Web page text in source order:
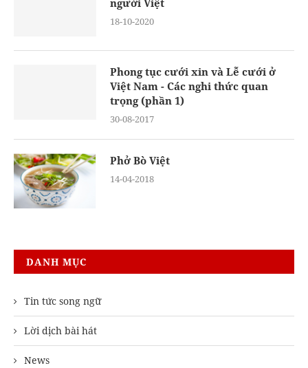
người Việt
18-10-2020
Phong tục cưới xin và Lễ cưới ở
Việt Nam - Các nghi thức quan
trọng (phần 1)
30-08-2017
Phở Bò Việt
14-04-2018
DANH MỤC
Tin tức song ngữ
Lời dịch bài hát
News